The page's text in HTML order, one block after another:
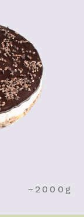
~2000g